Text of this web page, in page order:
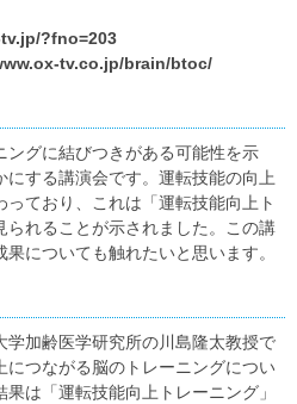
?fno=203
tv.co.jp/brain/btoc/
グに結びつきがある可能性を示
にする講演会です。運転技能の向上
ており、これは「運転技能向上ト
られることが示されました。この講
についても触れたいと思います。
学加齢医学研究所の川島隆太教授で
つながる脳のトレーニングについ
は「運転技能向上トレーニング」